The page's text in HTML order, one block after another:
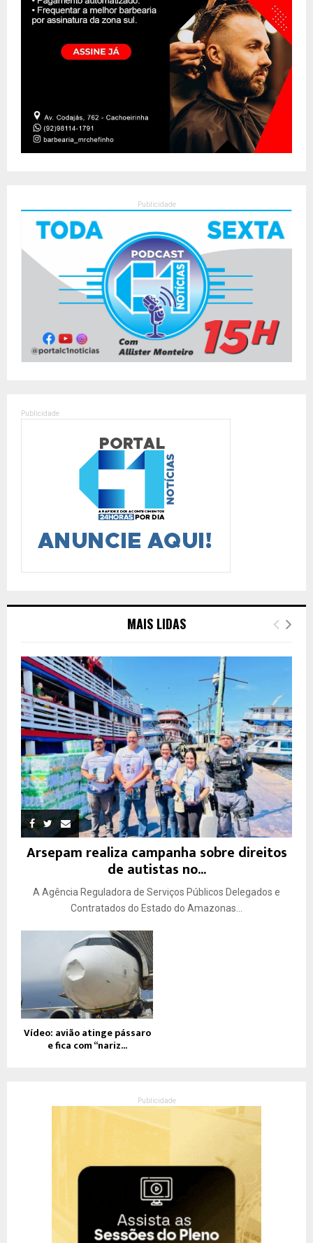
Publicidade
Publicidade
MAIS LIDAS
Arsepam realiza campanha sobre direitos
de autistas no...
A Agência Reguladora de Serviços Públicos Delegados e
Contratados do Estado do Amazonas...
Vídeo: avião atinge pássaro
e fica com “nariz...
Publicidade